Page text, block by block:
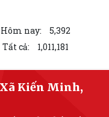
ngày 03/7/2026
tục hành chính tháng 06
ngày 02/7/2026
Hôm nay:
5,392
Tất cả: 1,011,181
Kiến Minh,